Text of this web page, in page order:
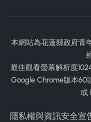
本網站為花蓮縣政府青
最佳觀看螢幕解析度
Google Chrome版本60
或
隱私權與資訊安全宣